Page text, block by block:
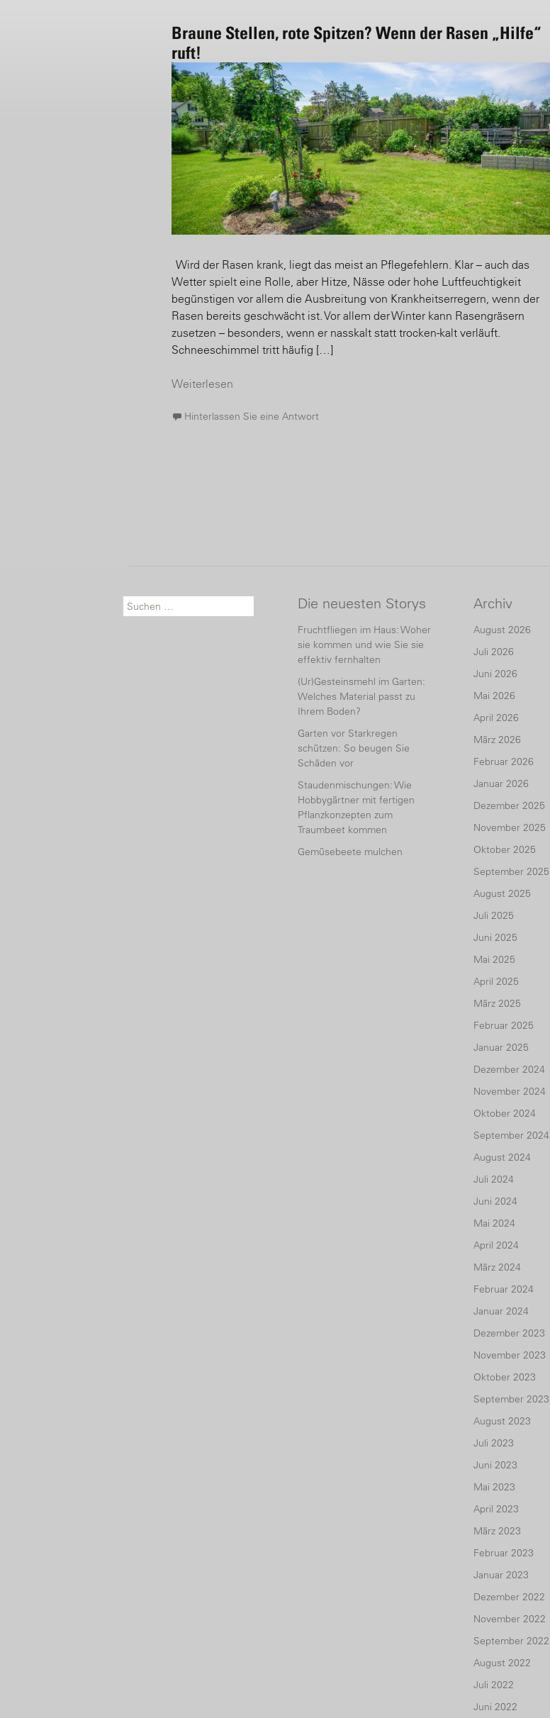
Braune Stellen, rote Spitzen? Wenn der Rasen „Hilfe“
ruft!
Wird der Rasen krank, liegt das meist an Pflegefehlern. Klar – auch das
Wetter spielt eine Rolle, aber Hitze, Nässe oder hohe Luftfeuchtigkeit
begünstigen vor allem die Ausbreitung von Krankheitserregern, wenn der
Rasen bereits geschwächt ist. Vor allem der Winter kann Rasengräsern
zusetzen – besonders, wenn er nasskalt statt trocken-kalt verläuft.
Schneeschimmel tritt häufig […]
Weiterlesen
Hinterlassen Sie eine Antwort
Suche nach: Die neuesten Storys
Fruchtfliegen im Haus: Woher
sie kommen und wie Sie sie
effektiv fernhalten
(Ur)Gesteinsmehl im Garten:
Welches Material passt zu
Ihrem Boden?
Garten vor Starkregen
schützen: So beugen Sie
Schäden vor
Staudenmischungen: Wie
Hobbygärtner mit fertigen
Pflanzkonzepten zum
Traumbeet kommen
Gemüsebeete mulchen
Archiv
August 2026
Juli 2026
Juni 2026
Mai 2026
April 2026
März 2026
Februar 2026
Januar 2026
Dezember 2025
November 2025
Oktober 2025
September 2025
August 2025
Juli 2025
Juni 2025
Mai 2025
April 2025
März 2025
Februar 2025
Januar 2025
Dezember 2024
November 2024
Oktober 2024
September 2024
August 2024
Juli 2024
Juni 2024
Mai 2024
April 2024
März 2024
Februar 2024
Januar 2024
Dezember 2023
November 2023
Oktober 2023
September 2023
August 2023
Juli 2023
Juni 2023
Mai 2023
April 2023
März 2023
Februar 2023
Januar 2023
Dezember 2022
November 2022
September 2022
August 2022
Juli 2022
Juni 2022